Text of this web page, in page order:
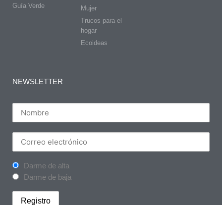
Guía Verde
Mujer
Trucos para el
hogar
Ecoideas
NEWSLETTER
Darme de alta
Darme de baja